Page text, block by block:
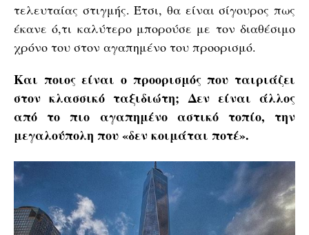
τελευταίας στιγμής. Έτσι, θα είναι σίγουρος πως
έκανε ό,τι καλύτερο μπορούσε με τον διαθέσιμο
χρόνο του στον αγαπημένο του προορισμό.
Και ποιος είναι ο προορισμός που ταιριάζει
στον κλασσικό ταξιδιώτη; Δεν είναι άλλος
από το πιο αγαπημένο αστικό τοπίο, την
μεγαλούπολη που «δεν κοιμάται ποτέ».